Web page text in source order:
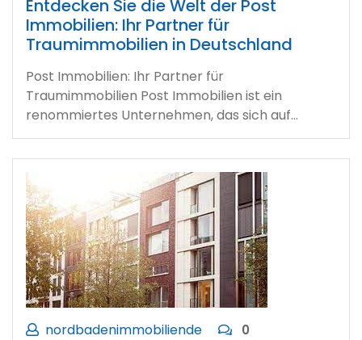
Entdecken Sie die Welt der Post
Immobilien: Ihr Partner für
Traumimmobilien in Deutschland
Post Immobilien: Ihr Partner für
Traumimmobilien Post Immobilien ist ein
renommiertes Unternehmen, das sich auf…
nordbadenimmobiliende
0